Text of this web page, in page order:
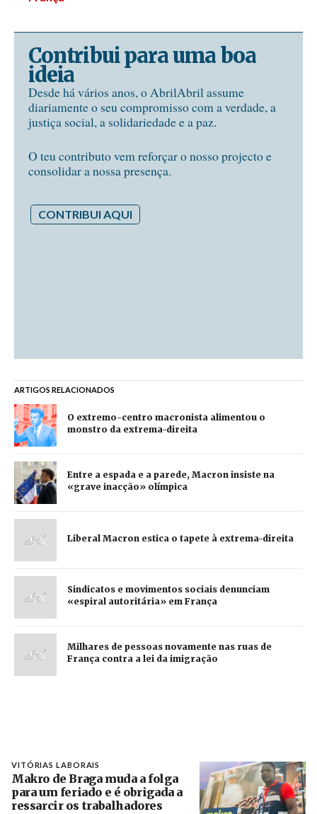
Contribui para uma boa
ideia
Desde há vários anos, o AbrilAbril assume
diariamente o seu compromisso com a verdade, a
justiça social, a solidariedade e a paz.
O teu contributo vem reforçar o nosso projecto e
consolidar a nossa presença.
CONTRIBUI AQUI
ARTIGOS RELACIONADOS
O extremo-centro macronista alimentou o
monstro da extrema-direita
Entre a espada e a parede, Macron insiste na
«grave inacção» olímpica
Liberal Macron estica o tapete à extrema-direita
Sindicatos e movimentos sociais denunciam
«espiral autoritária» em França
Milhares de pessoas novamente nas ruas de
França contra a lei da imigração
VITÓRIAS LABORAIS
Makro de Braga muda a folga
para um feriado e é obrigada a
ressarcir os trabalhadores